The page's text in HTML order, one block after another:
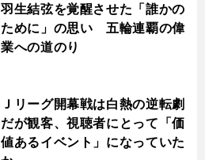
羽生結弦を覚醒させた「誰かの
ために」の思い 五輪連覇の偉
業への道のり
Ｊリーグ開幕戦は白熱の逆転劇
だが観客、視聴者にとって「価
値あるイベント」になっていた